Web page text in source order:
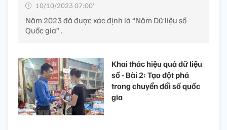
10/10/2023 07:00’
Năm 2023 đã được xác định là “Năm Dữ liệu số
Quốc gia” .
Khai thác hiệu quả dữ liệu
số - Bài 2: Tạo đột phá
trong chuyển đổi số quốc
gia